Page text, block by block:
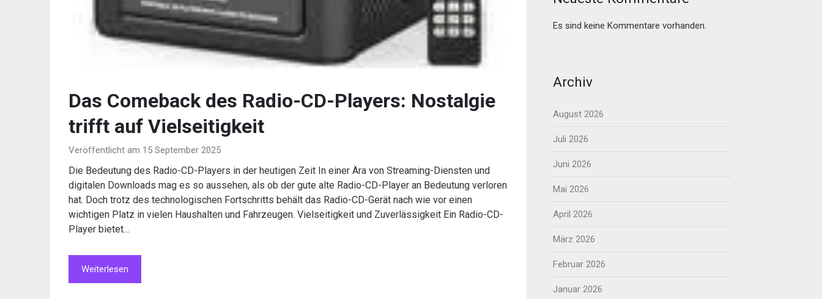
Das Comeback des Radio-CD-Players: Nostalgie
trifft auf Vielseitigkeit
Veröffentlicht am 15 September 2025
Die Bedeutung des Radio-CD-Players in der heutigen Zeit In einer Ära von Streaming-Diensten und
digitalen Downloads mag es so aussehen, als ob der gute alte Radio-CD-Player an Bedeutung verloren
hat. Doch trotz des technologischen Fortschritts behält das Radio-CD-Gerät nach wie vor einen
wichtigen Platz in vielen Haushalten und Fahrzeugen. Vielseitigkeit und Zuverlässigkeit Ein Radio-CD-
Player bietet…
Weiterlesen
Es sind keine Kommentare vorhanden.
Archiv
August 2026
Juli 2026
Juni 2026
Mai 2026
April 2026
März 2026
Februar 2026
Januar 2026